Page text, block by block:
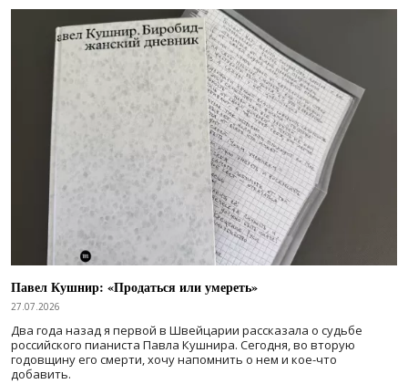
Павел Кушнир: «Продаться или умереть»
27.07.2026
Два года назад я первой в Швейцарии рассказала о судьбе
российского пианиста Павла Кушнира. Сегодня, во вторую
годовщину его смерти, хочу напомнить о нем и кое-что
добавить.